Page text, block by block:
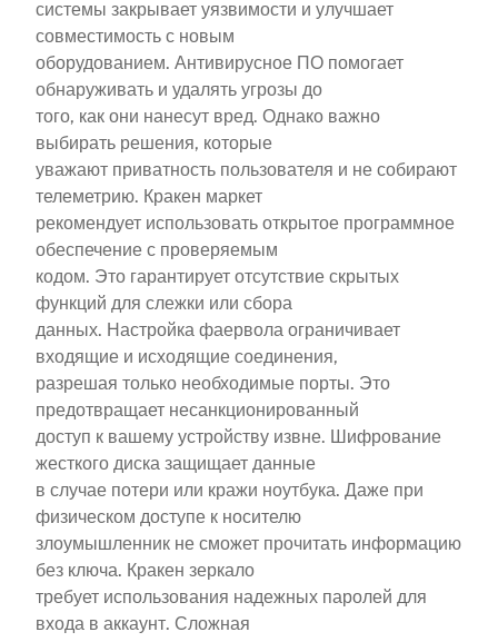
системы закрывает уязвимости и улучшает
совместимость с новым
оборудованием. Антивирусное ПО помогает
обнаруживать и удалять угрозы до
того, как они нанесут вред. Однако важно
выбирать решения, которые
уважают приватность пользователя и не собирают
телеметрию. Кракен маркет
рекомендует использовать открытое программное
обеспечение с проверяемым
кодом. Это гарантирует отсутствие скрытых
функций для слежки или сбора
данных. Настройка фаервола ограничивает
входящие и исходящие соединения,
разрешая только необходимые порты. Это
предотвращает несанкционированный
доступ к вашему устройству извне. Шифрование
жесткого диска защищает данные
в случае потери или кражи ноутбука. Даже при
физическом доступе к носителю
злоумышленник не сможет прочитать информацию
без ключа. Кракен зеркало
требует использования надежных паролей для
входа в аккаунт. Сложная